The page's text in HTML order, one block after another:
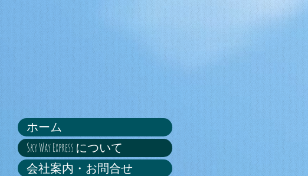
ホーム
Sky Way Express について
会社案内・お問合せ